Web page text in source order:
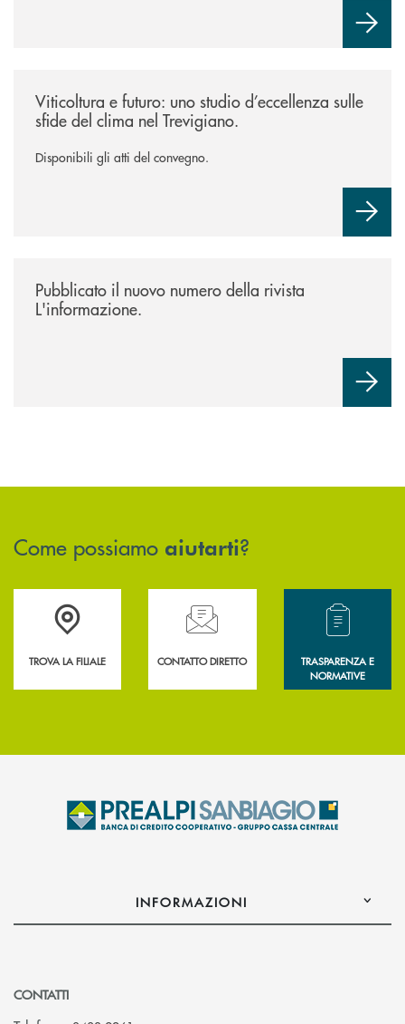
Viticoltura e futuro: uno studio d’eccellenza sulle
sfide del clima nel Trevigiano.
Disponibili gli atti del convegno.
Pubblicato il nuovo numero della rivista
L'informazione.
Come possiamo aiutarti?
Accedi all' elenco completo delle filiali .
TROVA LA FILIALE
Hai bisogno di assistenza immediata?
CONTATTO DIRETTO
Hai bisogno di
TRASPARENZA E
NORMATIVE
INFORMAZIONI
CONTATTI